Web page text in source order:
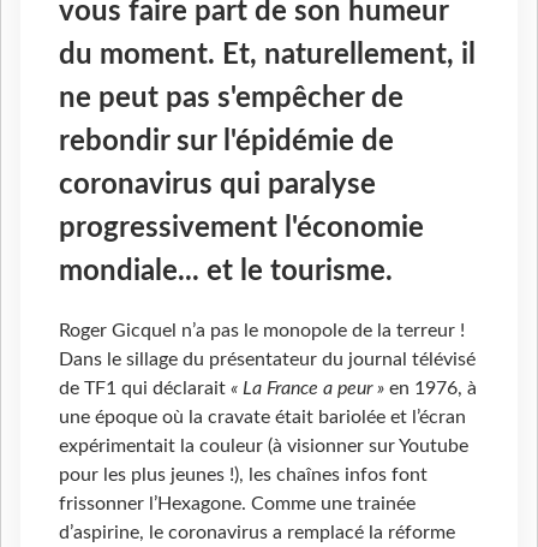
vous faire part de son humeur
du moment. Et, naturellement, il
ne peut pas s'empêcher de
rebondir sur l'épidémie de
coronavirus qui paralyse
progressivement l'économie
mondiale... et le tourisme.
Roger Gicquel n’a pas le monopole de la terreur !
Dans le sillage du présentateur du journal télévisé
de TF1 qui déclarait « La France a peur » en 1976, à
une époque où la cravate était bariolée et l’écran
expérimentait la couleur (à visionner sur Youtube
pour les plus jeunes !), les chaînes infos font
frissonner l’Hexagone. Comme une trainée
d’aspirine, le coronavirus a remplacé la réforme